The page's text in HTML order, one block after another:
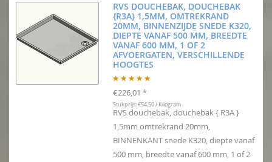
RVS DOUCHEBAK, DOUCHEBAK
{R3A} 1,5MM, OMTREKRAND
20MM, BINNENZIJDE SNEDE K320,
DIEPTE VANAF 500 MM, BREEDTE
VANAF 600 MM, 1 OF 2
AFVOERGATEN, VERSCHILLENDE
HOOGTES
€226,01 *
Stukprijs: €54,50 / Kilogram
RVS douchebak, douchebak { R3A }
1,5mm omtrekrand 20mm,
BINNENKANT snede K320, diepte vanaf
500 mm, breedte vanaf 600 mm, 1 of 2